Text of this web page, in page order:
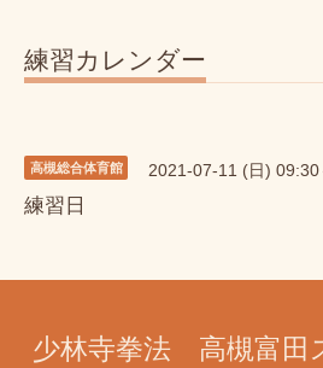
練習カレンダー
高槻総合体育館 2021-07-11 (日) 09:30
練習日
少林寺拳法 高槻富田